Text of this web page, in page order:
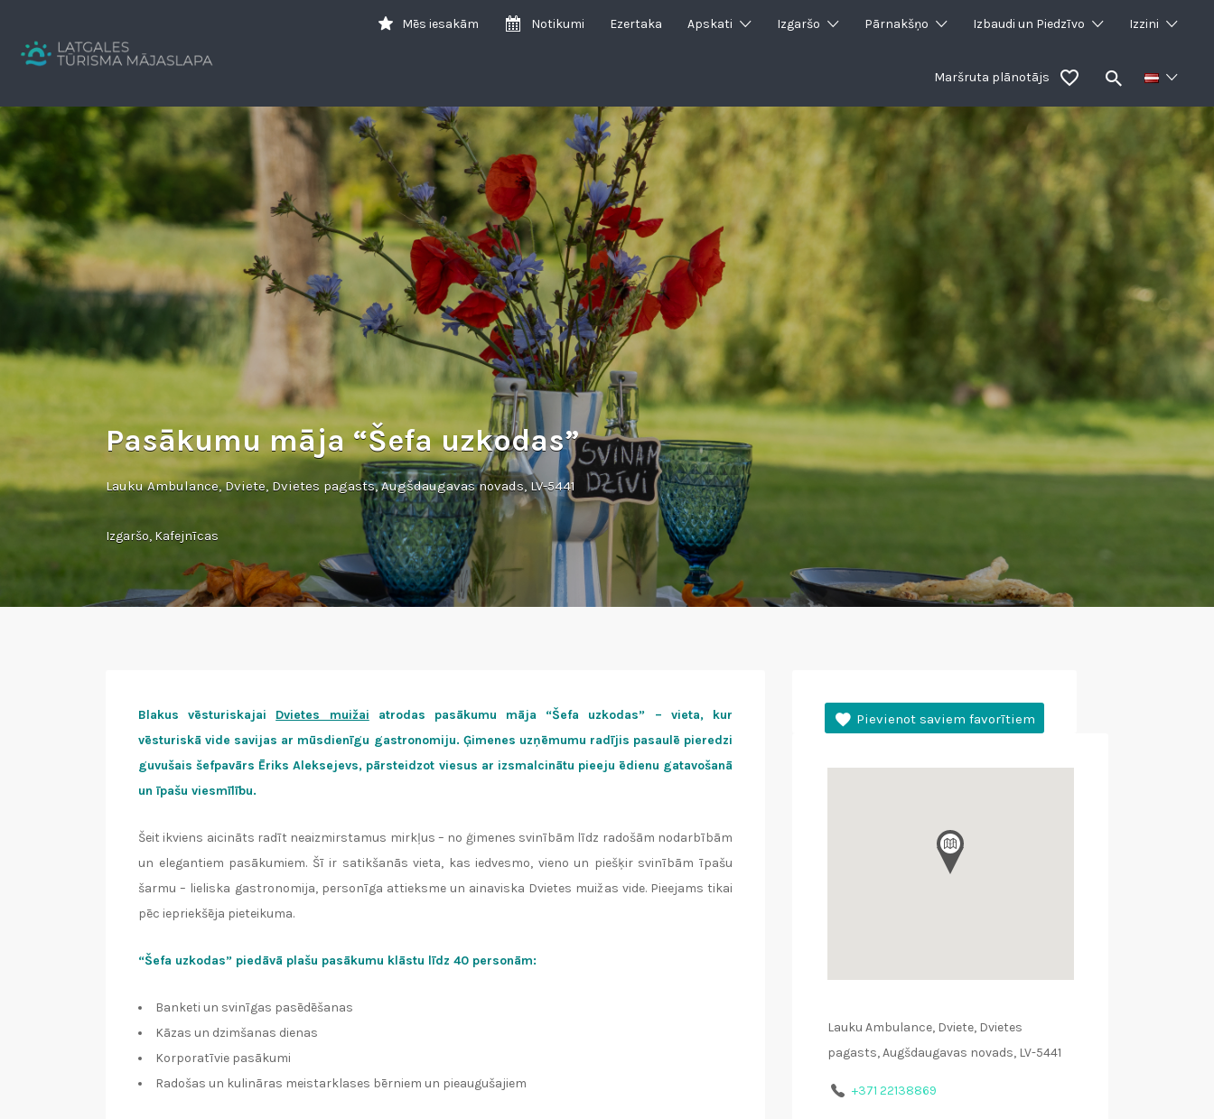
Tavs brīvdienu ceļvedis
Mēs iesakām Notikumi Ezertaka Apskati Izgaršo Pārnakšņo Izbaudi un Piedzīvo Izzini
Maršruta plānotājs
Pasākumu māja “Šefa uzkodas”
Lauku Ambulance, Dviete, Dvietes pagasts, Augšdaugavas novads, LV-5441
Izgaršo, Kafejnīcas
Blakus vēsturiskajai Dvietes muižai atrodas pasākumu māja “Šefa uzkodas” – vieta, kur
vēsturiskā vide savijas ar mūsdienīgu gastronomiju. Ģimenes uzņēmumu radījis pasaulē pieredzi
guvušais šefpavārs Ēriks Aleksejevs, pārsteidzot viesus ar izsmalcinātu pieeju ēdienu gatavošanā
un īpašu viesmīlību.
Šeit ikviens aicināts radīt neaizmirstamus mirkļus – no ģimenes svinībām līdz radošām nodarbībām
un elegantiem pasākumiem. Šī ir satikšanās vieta, kas iedvesmo, vieno un piešķir svinībām īpašu
šarmu – lieliska gastronomija, personīga attieksme un ainaviska Dvietes muižas vide. Pieejams tikai
pēc iepriekšēja pieteikuma.
“Šefa uzkodas” piedāvā plašu pasākumu klāstu līdz 40 personām:
Banketi un svinīgas pasēdēšanas
Kāzas un dzimšanas dienas
Korporatīvie pasākumi
Radošas un kulināras meistarklases bērniem un pieaugušajiem
Lauku Ambulance, Dviete, Dvietes
pagasts, Augšdaugavas novads, LV-5441
+371 22138869